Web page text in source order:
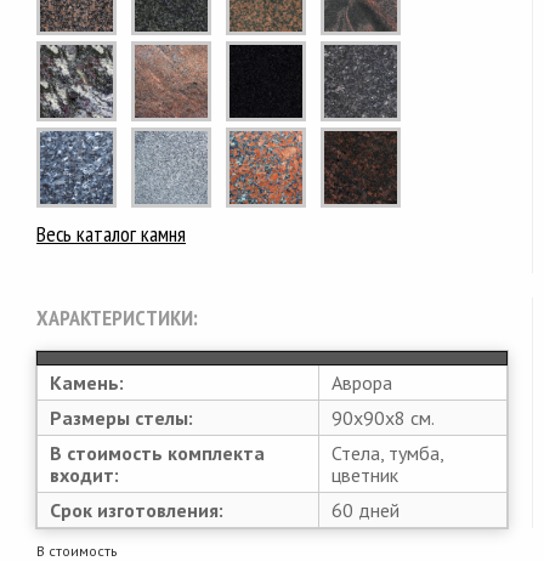
Весь каталог камня
ХАРАКТЕРИСТИКИ:
Камень:
Аврора
Размеры стелы:
90х90х8 см.
В стоимость комплекта
входит:
Стела, тумба,
цветник
Срок изготовления:
60 дней
В стоимость